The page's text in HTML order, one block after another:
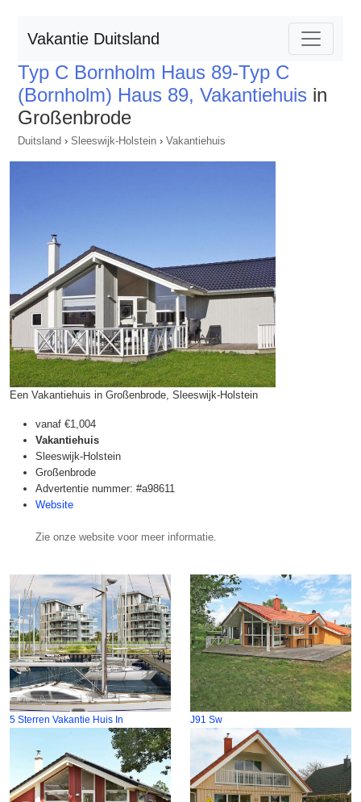
Vakantie Duitsland
Typ C Bornholm Haus 89-Typ C
(Bornholm) Haus 89, Vakantiehuis in
Großenbrode
Duitsland › Sleeswijk-Holstein › Vakantiehuis
Een Vakantiehuis in Großenbrode, Sleeswijk-Holstein
vanaf €1,004
Vakantiehuis
Sleeswijk-Holstein
Großenbrode
Advertentie nummer: #a98611
Website
Zie onze website voor meer informatie.
5 Sterren Vakantie Huis In J91 Sw